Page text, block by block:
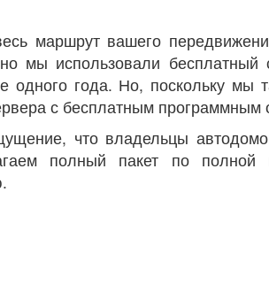
маршрут вашего
мы использовали
одного года. Но, поскольку мы
с бесплатным программным
что владельцы
полный пакет по